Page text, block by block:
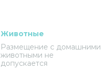
Животные
Размещение с домашними
животными не
допускается